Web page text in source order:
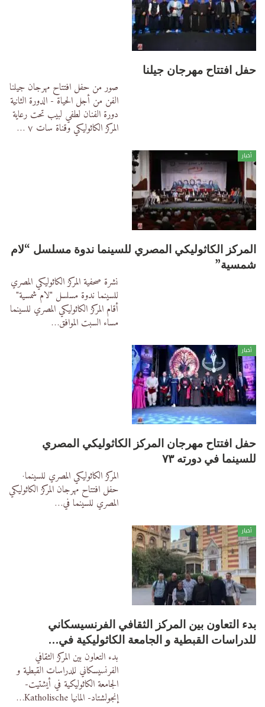
حفل افتتاح مهرجان جيلنا
صور من حفل افتتاح مهرجان جيلنا
الفن من أجل الحياة - الدورة الثانية
دورة الفنان لطفي لبيب تحت رعاية
المركز الكاثوليكي وقناة سات ٧
…
أخبار
المركز الكاثوليكي المصري للسينما ندوة مسلسل “لام
شمسية”
نشرة صحفية المركز الكاثوليكي المصري
للسينما ندوة مسلسل "لام شمسية"
أقام المركز الكاثوليكي المصري للسينما
مساء السبت الموافق…
أخبار
حفل افتتاح مهرجان المركز الكاثوليكي المصري
للسينما في دورته ٧٣
المركز الكاثوليكي المصري للسينما·
حفل افتتاح مهرجان المركز الكاثوليكي
المصري للسينما في…
أخبار
بدء التعاون بين المركز الثقافي الفرنسيسكاني
للدراسات القبطية ‎و الجامعة الكاثوليكية في…
بدء التعاون بين المركز الثقافي
الفرنسيسكاني للدراسات القبطية ‎و
الجامعة الكاثوليكية في أيشتيت-
إنجولشتاد- المانياKatholische
…